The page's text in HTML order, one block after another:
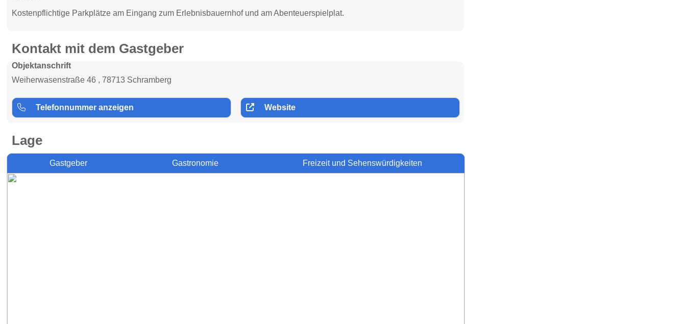
Kostenpflichtige Parkplätze am Eingang zum Erlebnisbauernhof und am Abenteuerspielplat.
Kontakt mit dem Gastgeber
Objektanschrift
Weiherwasenstraße 46 , 78713 Schramberg
Telefonnummer anzeigen Website
Lage
Gastgeber Gastronomie Freizeit und Sehenswürdigkeiten